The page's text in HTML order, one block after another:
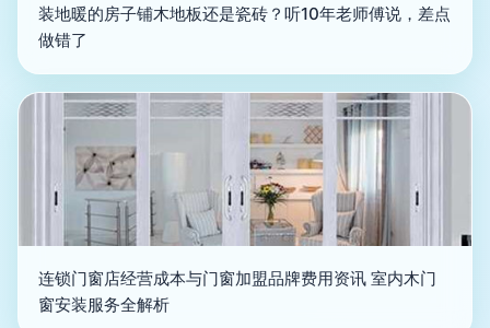
装地暖的房子铺木地板还是瓷砖？听10年老师傅说，差点
做错了
连锁门窗店经营成本与门窗加盟品牌费用资讯 室内木门
窗安装服务全解析